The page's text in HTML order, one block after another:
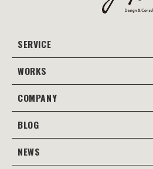
SERVICE
サービス案内
コンサルティング
Web広告･SEO対策
WORKS
制作事例
Web
COMPANY
会社案内
当社の強み
BLOG
JOTOブログ
NEWS